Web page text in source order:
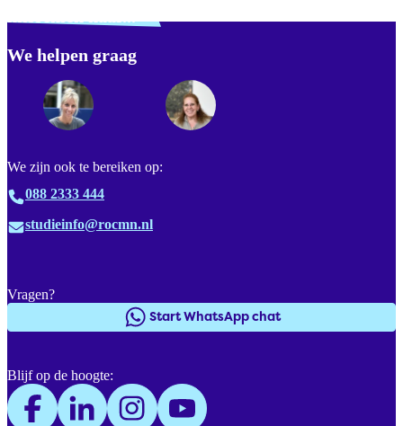
We helpen graag
We zijn ook te bereiken op:
088 2333 444
studieinfo@rocmn.nl
Vragen?
Start WhatsApp chat
Blijf op de hoogte:
Footer